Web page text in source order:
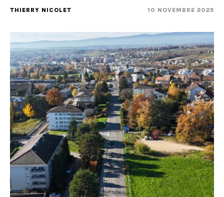
THIERRY NICOLET 10 NOVEMBRE 2025